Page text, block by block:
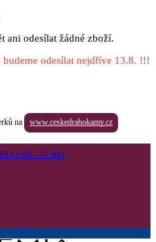
ani odesílat žádné zboží.
odesílat nejdříve 13.8. !!!
na www.ceskedrahokamy.cz
11:00 - 17:00)